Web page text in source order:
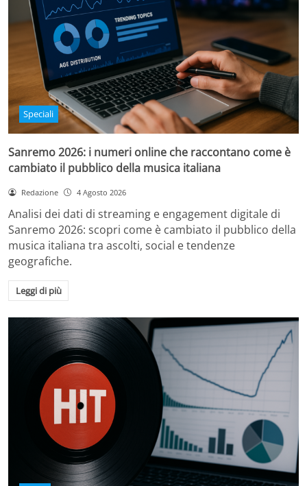
Speciali
Sanremo 2026: i numeri online che raccontano come è
cambiato il pubblico della musica italiana
Redazione 4 Agosto 2026
Analisi dei dati di streaming e engagement digitale di
Sanremo 2026: scopri come è cambiato il pubblico della
musica italiana tra ascolti, social e tendenze
geografiche.
Leggi di più